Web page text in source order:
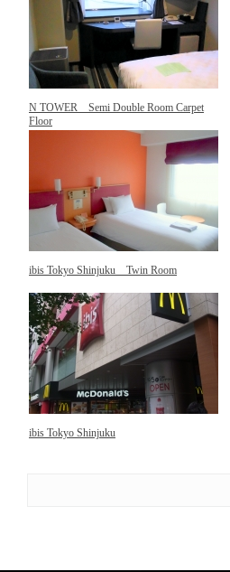
N TOWER Semi Double Room Carpet
Floor
ibis Tokyo Shinjuku Twin Room
ibis Tokyo Shinjuku